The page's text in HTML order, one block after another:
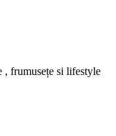
, frumusețe si lifestyle